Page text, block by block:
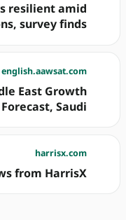
resilient amid
survey finds
english.aawsat.com
East Growth
Forecast, Saudi ...
harrisx.com
from HarrisX